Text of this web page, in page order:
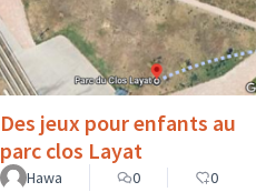
Des jeux pour enfants au
parc clos Layat
Hawa
0 0